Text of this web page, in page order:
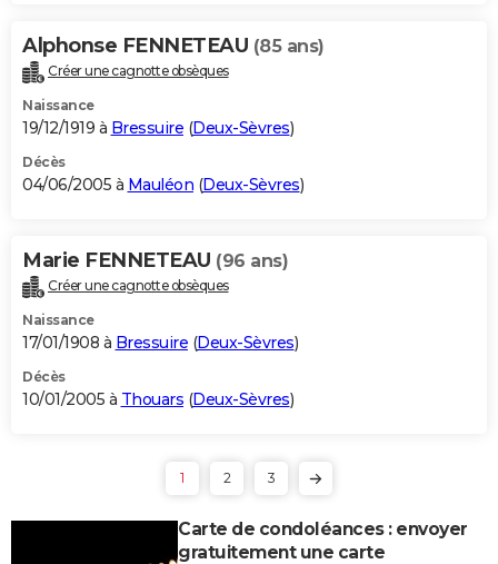
Alphonse FENNETEAU (85 ans)
Créer une cagnotte obsèques
Naissance
19/12/1919 à Bressuire (Deux-Sèvres)
Décès
04/06/2005 à Mauléon (Deux-Sèvres)
Marie FENNETEAU (96 ans)
Créer une cagnotte obsèques
Naissance
17/01/1908 à Bressuire (Deux-Sèvres)
Décès
10/01/2005 à Thouars (Deux-Sèvres)
1 2 3
Carte de condoléances : envoyer
gratuitement une carte